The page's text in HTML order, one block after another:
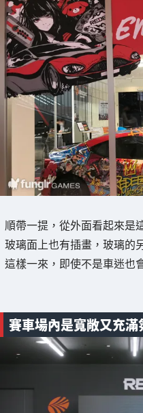
順帶一提，從外面看起來是
玻璃面上也有插畫，玻璃的
這樣一來，即使不是車迷也
賽車場內是寬敞又充滿